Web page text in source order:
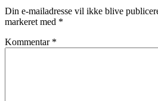
Din e-mailadresse vil ikke blive
markeret med *
Kommentar *